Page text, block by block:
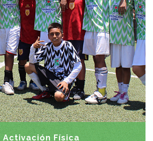
Activación Física
hábitos que los alejen de la
delincuencia, al tiempo que aprenden
las normas del juego limpio.
ACTIVIDADES:
• Fútbol • Ajedrez
• Ping pong • Voleibol • Básquetbol •
Domino • Tahitiano • Jazz